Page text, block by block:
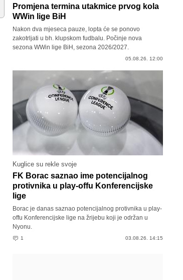
Promjena termina utakmice prvog kola
WWin lige BiH
Nakon dva mjeseca pauze, lopta će se ponovo
zakotrljati u bh. klupskom fudbalu. Počinje nova
sezona WWin lige BiH, sezona 2026/2027.
05.08.26. 12:00
Kuglice su rekle svoje
FK Borac saznao ime potencijalnog
protivnika u play-offu Konferencijske
lige
Borac je danas saznao potencijalnog protivnika u play-
offu Konferencijske lige na žrijebu koji je održan u
Nyonu.
1 03.08.26. 14:15